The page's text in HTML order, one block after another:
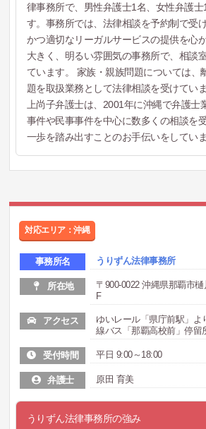
律事務所で、男性弁護士1名、女性弁護士
す。事務所では、法律相談を予約制で受
かつ適切なリーガルサービスの提供を心
大きく、明るい雰囲気の事務所で、相談
ています。 家族・親族問題については、
題を取扱業務として法律相談を受けてい
上尚子弁護士は、2001年に沖縄で弁護士
事件や民事事件を中心に数多くの相談を
一歩を踏み出すことのお手伝いをしていま
対応エリア：沖縄
事務所名 うりずん法律事務所
所在地
〒900-0022 沖縄県那覇市
F
アクセス
ゆいレール「県庁前駅」よ
線バス「那覇高校前」停留
受付時間 平日 9:00～18:00
弁護士 原田 育美
うりずん法律事務所の強み